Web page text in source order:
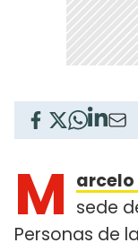
M arcelo
sede
Personas de